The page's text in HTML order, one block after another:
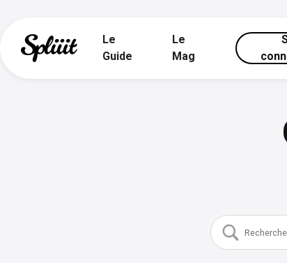
Le
Guide
Le
Mag